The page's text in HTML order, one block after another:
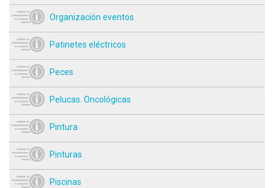
Organización eventos
Patinetes eléctricos
Peces
Pelucas. Oncológicas
Pintura
Pinturas
Piscinas